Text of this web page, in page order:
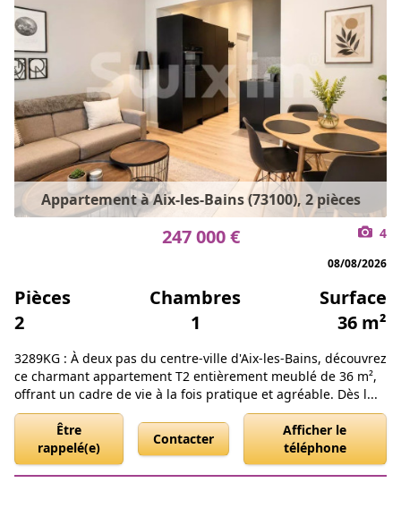
Appartement à Aix-les-Bains (73100), 2 pièces
247 000 € 4
08/08/2026
Pièces
2
Chambres
1
Surface
36 m²
3289KG : À deux pas du centre-ville d'Aix-les-Bains, découvrez
ce charmant appartement T2 entièrement meublé de 36 m²,
offrant un cadre de vie à la fois pratique et agréable. Dès l...
Être
rappelé(e)
Contacter
Afficher le
téléphone